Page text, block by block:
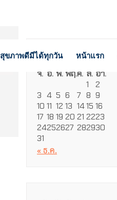
สุขภาพดีมีได้ทุกวัน หน้าแรก
สิงหาคม 2026
จ. อ. พ.พฤ.ศ. ส. อา.
1
2
3 4 5 6 7 8 9
10 11 12 13 1415 16
17 18 19 20 21 2223
24252627 282930
31
« ธ.ค.